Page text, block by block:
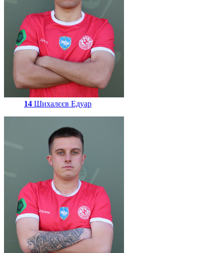
14 Шихалєєв Едуар